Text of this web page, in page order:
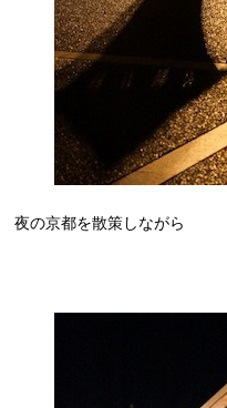
夜の京都を散策しながら